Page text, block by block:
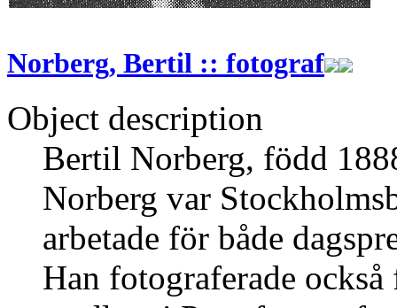
Norberg, Bertil :: fotograf
Object description
Bertil Norberg, född
Norberg var
arbetade för både
Han fotograferade